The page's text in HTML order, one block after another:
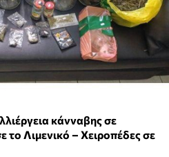
κάνναβης σε
το Λιμενικό – Χειροπέδες σε